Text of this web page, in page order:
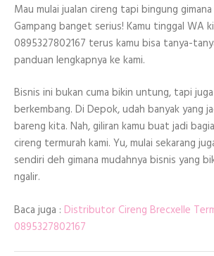
Mau mulai jualan cireng tapi bingung gimana
Gampang banget serius! Kamu tinggal WA
0895327802167 terus kamu bisa tanya-
panduan lengkapnya ke kami.
Bisnis ini bukan cuma bikin untung, tapi
berkembang. Di Depok, udah banyak yang
bareng kita. Nah, giliran kamu buat jadi
cireng termurah kami. Yu, mulai sekarang
sendiri deh gimana mudahnya bisnis yang
ngalir.
Baca juga : Distributor Cireng Brecxelle
0895327802167